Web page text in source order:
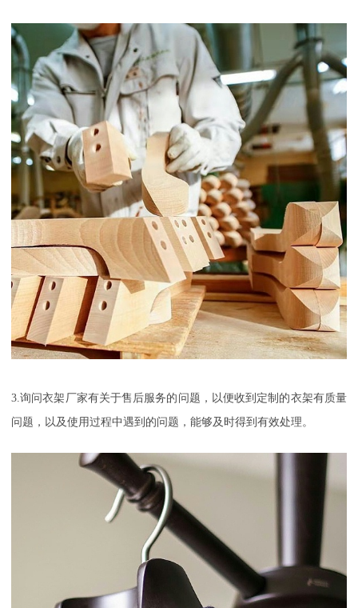
3.询问衣架厂家有关于售后服务的问题，以便收到定制的衣架有质量
问题，以及使用过程中遇到的问题，能够及时得到有效处理。